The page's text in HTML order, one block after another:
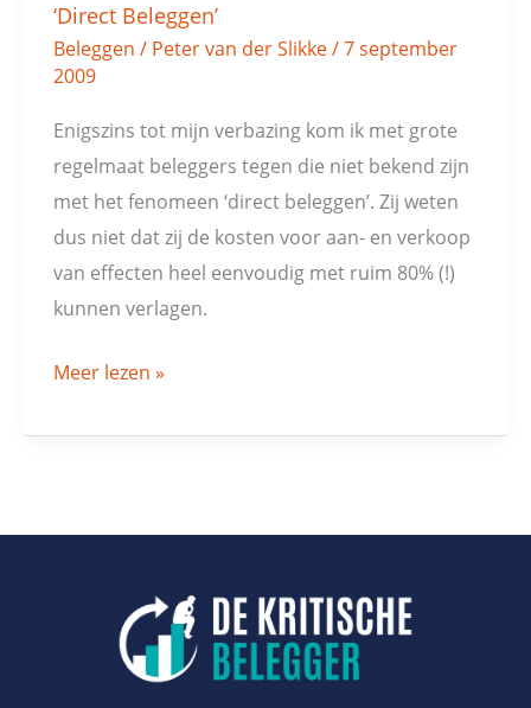
‘Direct Beleggen’
Beleggen / Peter van der Slikke/7 september
2009
Enigszins tot mijn verbazing kom ik met grote
regelmaat beleggers tegen die niet bekend zijn
met het fenomeen ‘direct beleggen’. Zij weten
dus niet dat zij de kosten voor aan- en verkoop
van effecten heel eenvoudig met ruim 80% (!)
kunnen verlagen.
‘Direct
Beleggen’
Meer lezen »